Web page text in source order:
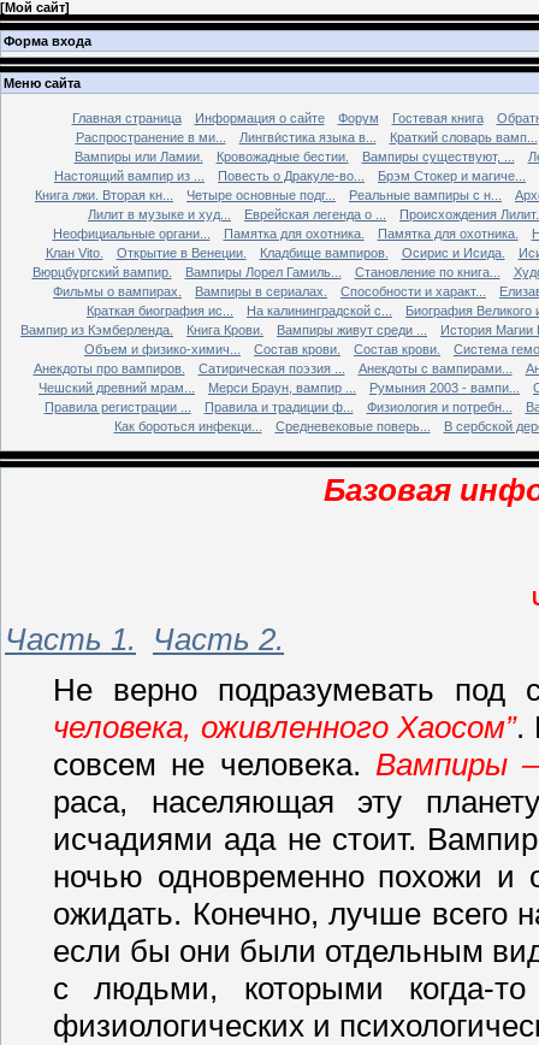
[Мой сайт]
Форма входа
Меню сайта
Главная страница Информация о сайте Форум Гостевая книга
Распространение в ми...
Лингви́стика языка в...
Краткий словарь вамп...
Вампиры или Ламии.
Кровожадные бестии. Вампиры существуют, ...
Настоящий вампир из ...
Повесть о Дракуле-во...
Брэм Стокер и магиче...
Книга лжи. Втоpая кн...
Четыре основные подг... Реальные вампиры с н...
Лилит в музыке и худ...
Еврейская легенда о ...
Происхождения Лилит.
Неофициальные органи...
Памятка для охотника. Памятка для охотника.
Клан Vito.
Открытие в Венеции. Кладбище вампиров. Осирис и Исида.
Вюрцбургский вампир.
Вампиры Лорел Гамиль... Становление по книга...
Фильмы о вампирах.
Вампиры в сериалах. Способности и характ...
Краткая биография ис...
На калининградской с...
Биография Великого
Вампир из Кэмберленда.
Книга Крови. Вампиры живут среди ...
История Магии
Объем и физико-химич...
Состав крови. Состав крови.
Система
Анекдоты про вампиров.
Сатирическая поэзия ... Анекдоты с вампирами...
Чешский древний мрам...
Мерси Браун, вампир ... Румыния 2003 - вампи...
Правила регистрации ...
Правила и традиции ф... Физиология и потребн...
Как бороться инфекци...
Средневековые поверь... В сербской
Базовая
Часть 1.
Часть 2.
Не верно подразумевать под
человека, оживленного Хаосом”.
совсем не человека. Вампиры
раса, населяющая эту
исчадиями ада не стоит.
ночью одновременно похожи и
ожидать. Конечно, лучше всего
если бы они были отдельным
с людьми, которыми когда-
физиологических и